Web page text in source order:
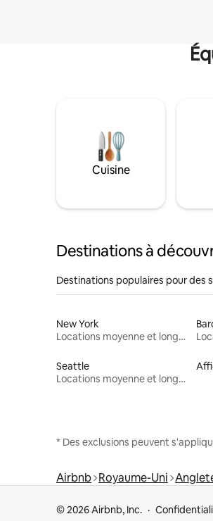
Cuisine
Destinations à
Destinations populaires pour des
New York
Locations moyenne et longue durée
Seattle
Locations moyenne et longue durée
* Des exclusions peuvent
Airbnb Royaume-Uni
© 2026 Airbnb, Inc.